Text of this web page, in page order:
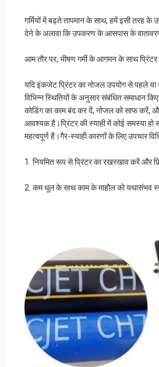
गर्मियों में बढ़ते तापमान के साथ, हमें इसी तरह
देने के अलावा कि उपकरण के आसपास के
आम तौर पर, भीषण गर्मी के आगमन के साथ प्रिंटर
यदि इंकजेट प्रिंटर का नोजल उपयोग से पहले
विभिन्न स्थितियों के अनुसार संबंधित समाधान
कोडिंग का काम बंद कर दें, नोजल को साफ करें,
आवश्यक है।प्रिंटर की स्याही में कोई समस्या हो
महत्वपूर्ण है।गैर-स्याही कारणों के लिए उपचार
1. नियमित रूप से प्रिंटर का रखरखाव करें और
2. कम धूल के साथ काम के माहौल को यथासंभव